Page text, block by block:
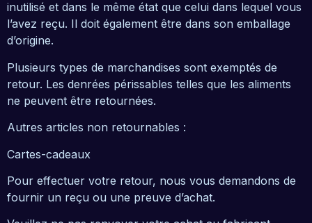
inutilisé et dans le même état que celui dans lequel vous
l’avez reçu. Il doit également être dans son emballage
d’origine.
Plusieurs types de marchandises sont exemptés de
retour. Les denrées périssables telles que les aliments
ne peuvent être retournées.
Autres articles non retournables :
Cartes-cadeaux
Pour effectuer votre retour, nous vous demandons de
fournir un reçu ou une preuve d’achat.